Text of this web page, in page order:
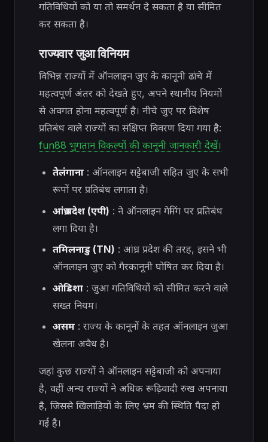
गतिविधियों को या तो समर्थन दे सकता है या सीमित
कर सकता है।
राज्यवार जुआ विनियम
विभिन्न राज्यों में ऑनलाइन जुए के कानूनी ढांचे में
महत्वपूर्ण अंतर को देखते हुए, अपने स्थानीय नियमों
से अवगत होना महत्वपूर्ण है। नीचे जुए पर विशेष
प्रतिबंध वाले राज्यों का संक्षिप्त विवरण दिया गया है:
fun88 भुगतान विकल्पों की कानूनी जानकारी देखें।
तेलंगाना: ऑनलाइन सट्टेबाजी सहित जुए के सभी
रूपों पर प्रतिबंध लगाता है।
आंध्र प्रदेश (एपी) : ने ऑनलाइन गेमिंग पर प्रतिबंध
लगा दिया है।
तमिलनाडु (TN) : आंध्र प्रदेश की तरह, इसने भी
ऑनलाइन जुए को गैरकानूनी घोषित कर दिया है।
ओडिशा: जुआ गतिविधियों को सीमित करने वाले
सख्त नियम।
असम: राज्य के कानूनों के तहत ऑनलाइन जुआ
खेलना अवैध है।
जहां कुछ राज्यों ने ऑनलाइन सट्टेबाजी को अपनाया
है, वहीं अन्य राज्यों ने अधिक रूढ़िवादी रुख अपनाया
है, जिससे खिलाड़ियों के लिए भ्रम की स्थिति पैदा हो
गई है।